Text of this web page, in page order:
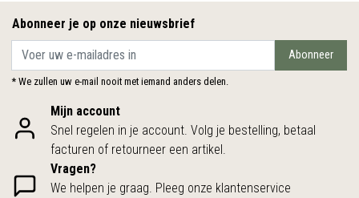
Abonneer je op onze nieuwsbrief
Abonneer
* We zullen uw e-mail nooit met iemand anders delen.
Mijn account
Snel regelen in je account. Volg je bestelling, betaal
facturen of retourneer een artikel.
Vragen?
We helpen je graag. Pleeg onze klantenservice